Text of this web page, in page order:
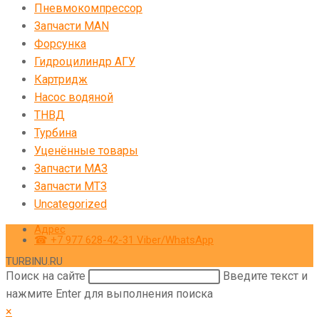
Пневмокомпрессор
Запчасти MAN
Форсунка
Гидроцилиндр АГУ
Картридж
Насос водяной
ТНВД
Турбина
Уценённые товары
Запчасти МАЗ
Запчасти МТЗ
Uncategorized
Адрес
☎ +7 977 628-42-31 Viber/WhatsApp
TURBINU.RU
Поиск на сайте
Введите текст и
нажмите Enter для выполнения поиска
×